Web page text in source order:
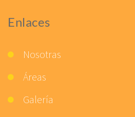
Enlaces
Nosotras
Áreas
Galería